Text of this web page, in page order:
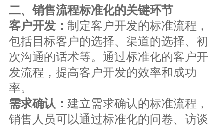
二、销售流程标准化的关键环节
客户开发： 制定客户开发的标准流程，
包括目标客户的选择、渠道的选择、初
次沟通的话术等。通过标准化的客户开
发流程，提高客户开发的效率和成功
率。
需求确认： 建立需求确认的标准流程，
销售人员可以通过标准化的问卷、访谈